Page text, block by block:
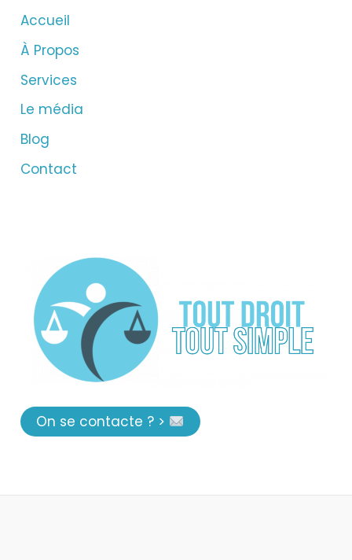
Accueil
À Propos
Services
Le média
Blog
Contact
On se contacte ? >